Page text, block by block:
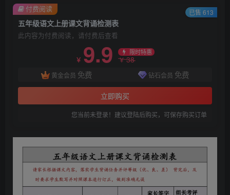
五年级语文上册课文背诵检测表
此内容为付费阅读，请付费后查看
￥ 9.9 限时特惠
￥38
黄金会员 免费 钻石会员 免费
立即购买
您当前未登录！建议登陆后购买，可保存购买订单
付费阅读 已售 613